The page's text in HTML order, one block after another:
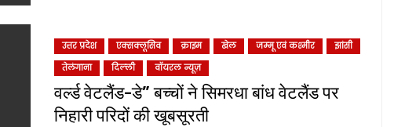
उत्तर प्रदेश एक्सक्लूसिव क्राइम खेल जम्‍मू एवं कश्‍मीर
झांसी
तेलंगाना
दिल्‍ली वॉयरल न्यूज़
वर्ल्ड वेटलैंड-डे” बच्चों ने सिमरधा बांध वेटलैंड पर
निहारी परिदों की खूबसूरती